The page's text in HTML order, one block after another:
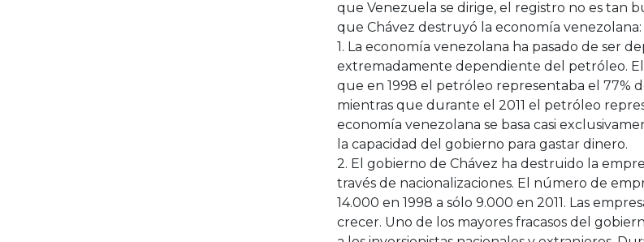
que Venezuela se dirige, el registro no es tan
que Chávez destruyó la economía venezolana:
1. La economía venezolana ha pasado de ser
extremadamente dependiente del petróleo. El
que en 1998 el petróleo representaba el 77%
mientras que durante el 2011 el petróleo
economía venezolana se basa casi
la capacidad del gobierno para gastar dinero.
2. El gobierno de Chávez ha destruido la
través de nacionalizaciones. El número de
14.000 en 1998 a sólo 9.000 en 2011. Las
crecer. Uno de los mayores fracasos del